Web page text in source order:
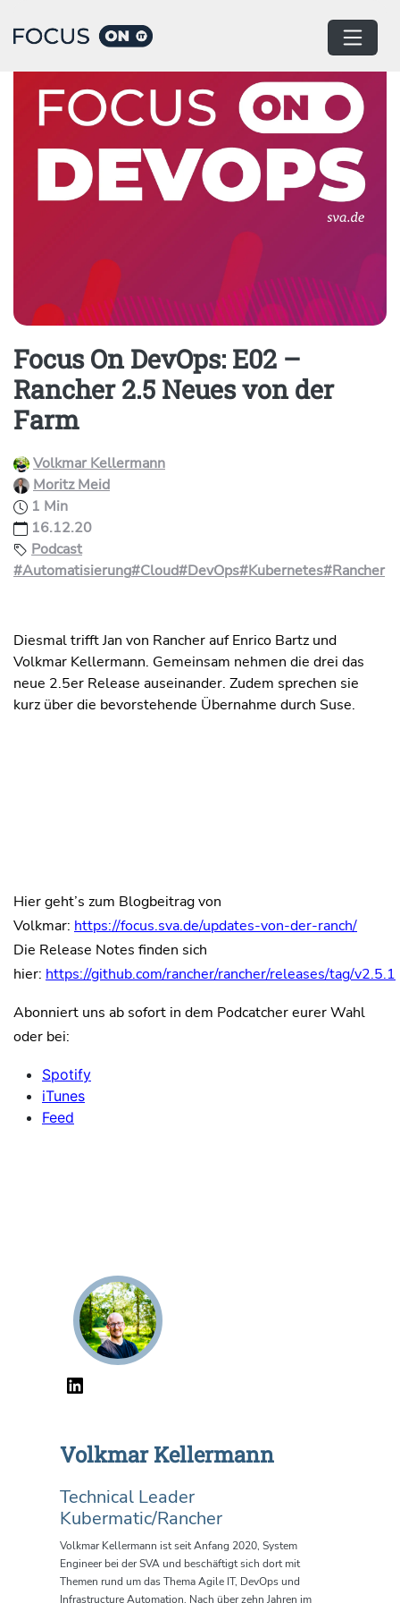
Home Podcast
Focus On DevOps: E02 –
Rancher 2.5 Neues von der
Farm
Volkmar Kellermann
Moritz Meid
1 Min
16.12.20
Podcast
#Automatisierung#Cloud#DevOps#Kubernetes#Rancher
Diesmal trifft Jan von Rancher auf Enrico Bartz und
Volkmar Kellermann. Gemeinsam nehmen die drei das
neue 2.5er Release auseinander. Zudem sprechen sie
kurz über die bevorstehende Übernahme durch Suse.
Hier geht’s zum Blogbeitrag von
Volkmar: https://focus.sva.de/updates-von-der-ranch/
Die Release Notes finden sich
hier: https://github.com/rancher/rancher/releases/tag/v2.5.1
Abonniert uns ab sofort in dem Podcatcher eurer Wahl
oder bei:
Spotify
iTunes
Feed
Volkmar Kellermann
Technical Leader
Kubermatic/Rancher
Volkmar Kellermann ist seit Anfang 2020, System
Engineer bei der SVA und beschäftigt sich dort mit
Themen rund um das Thema Agile IT, DevOps und
Infrastructure Automation. Nach über zehn Jahren im